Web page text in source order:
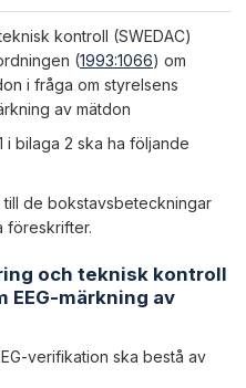
kontroll (SWEDAC)
(1993:1066) om
i fråga om styrelsens
av mätdon
i bilaga 2 ska ha följande
de bokstavsbeteckningar
föreskrifter.
och teknisk kontroll
EEG-märkning av
verifikation ska bestå av